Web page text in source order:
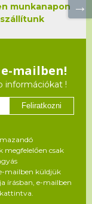
munkanapon
szállítunk
mailben!
információkat !
Feliratkozni
megfelelően csak
mailben küldjük
írásban, e-mailben